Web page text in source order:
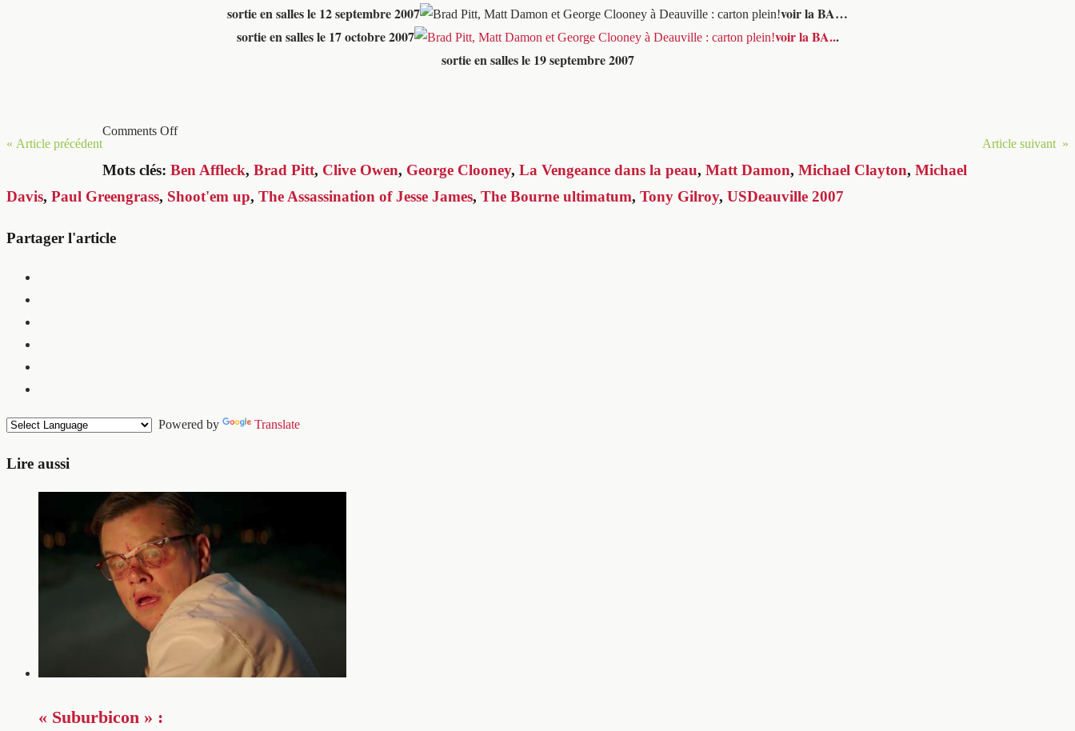
sortie en salles le 12 septembre 2007
voir la BA…
sortie en salles le 17 octobre 2007
voir la BA...
sortie en salles le 19 septembre 2007
« Article précédent Article suivant »
Comments Off
Mots clés: Ben Affleck, Brad Pitt, Clive Owen, George Clooney, La Vengeance dans la peau, Matt Damon, Michael Clayton, Michael
Davis, Paul Greengrass, Shoot'em up, The Assassination of Jesse James, The Bourne ultimatum, Tony Gilroy, USDeauville 2007
Partager l'article
Powered by Translate
Lire aussi
« Suburbicon » :